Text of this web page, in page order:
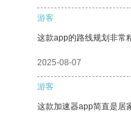
游客
这款app的路线规划非常
2025-08-07
游客
这款加速器app简直是居